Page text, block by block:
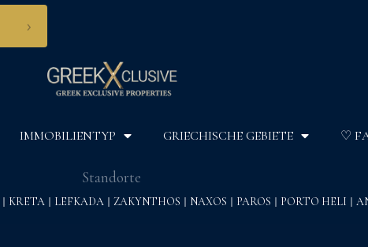
›
IMMOBILIENTYP GRIECHISCHE GEBIETE ♡
Standorte
KRETA LEFKADA ZAKYNTHOS NAXOS PAROS PORTO HELI